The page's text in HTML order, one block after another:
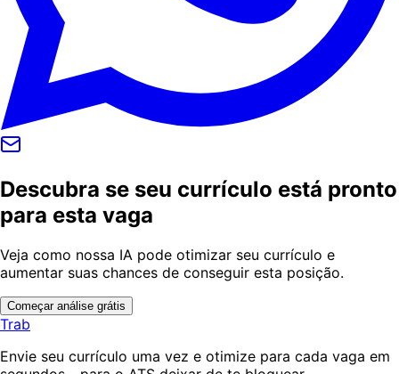
Descubra se seu currículo está pronto
para esta vaga
Veja como nossa IA pode otimizar seu currículo e
aumentar suas chances de conseguir esta posição.
Começar análise grátis
Trab
Envie seu currículo uma vez e otimize para cada vaga em